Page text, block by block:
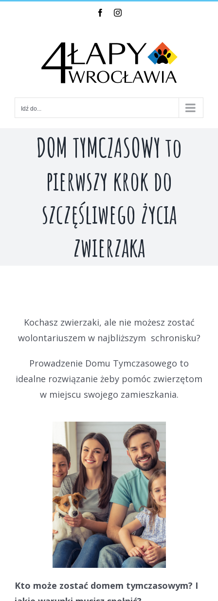
FacebookInstagram
Idź do...
DOM TYMCZASOWY to
pierwszy krok do
szczęśliwego życia
zwierzaka
Kochasz zwierzaki, ale nie możesz zostać
wolontariuszem w najbliższym schronisku?
Prowadzenie Domu Tymczasowego to
idealne rozwiązanie żeby pomóc zwierzętom
w miejscu swojego zamieszkania.
Kto może zostać domem tymczasowym? I